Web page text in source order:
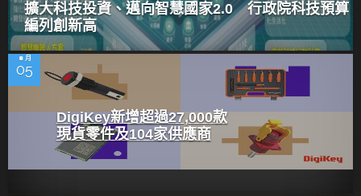
擴大科技投資、邁向智慧國家2.0 行政院科技預算
編列創新高
8 月
05
DigiKey新增超過27,000款
現貨零件及104家供應商